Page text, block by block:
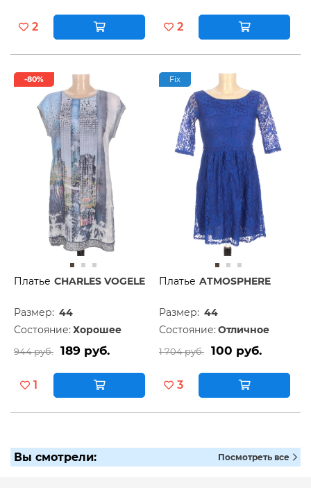
2 2
-80%
Платье CHARLES VOGELE
Размер: 44
Состояние: Хорошее
944 руб. 189 руб.
1
Fix
Платье ATMOSPHERE
Размер: 44
Состояние: Отличное
1 704 руб. 100 руб.
3
Вы смотрели: Посмотреть все